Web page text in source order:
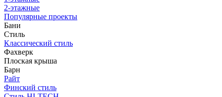
2-этажные
Популярные проекты
Бани
Стиль
Классический стиль
Фахверк
Плоская крыша
Барн
Райт
Финский стиль